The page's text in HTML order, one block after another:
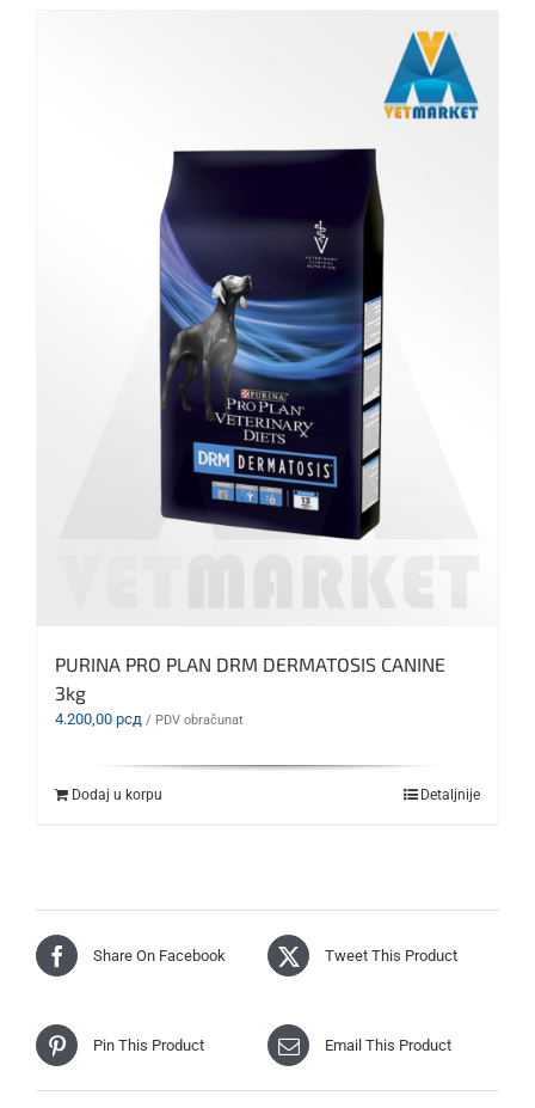
PURINA PRO PLAN DRM DERMATOSIS CANINE
3kg
4.200,00 рсд / PDV obračunat
Dodaj u korpu Detaljnije
Share On Facebook Tweet This Product
Pin This Product Email This Product